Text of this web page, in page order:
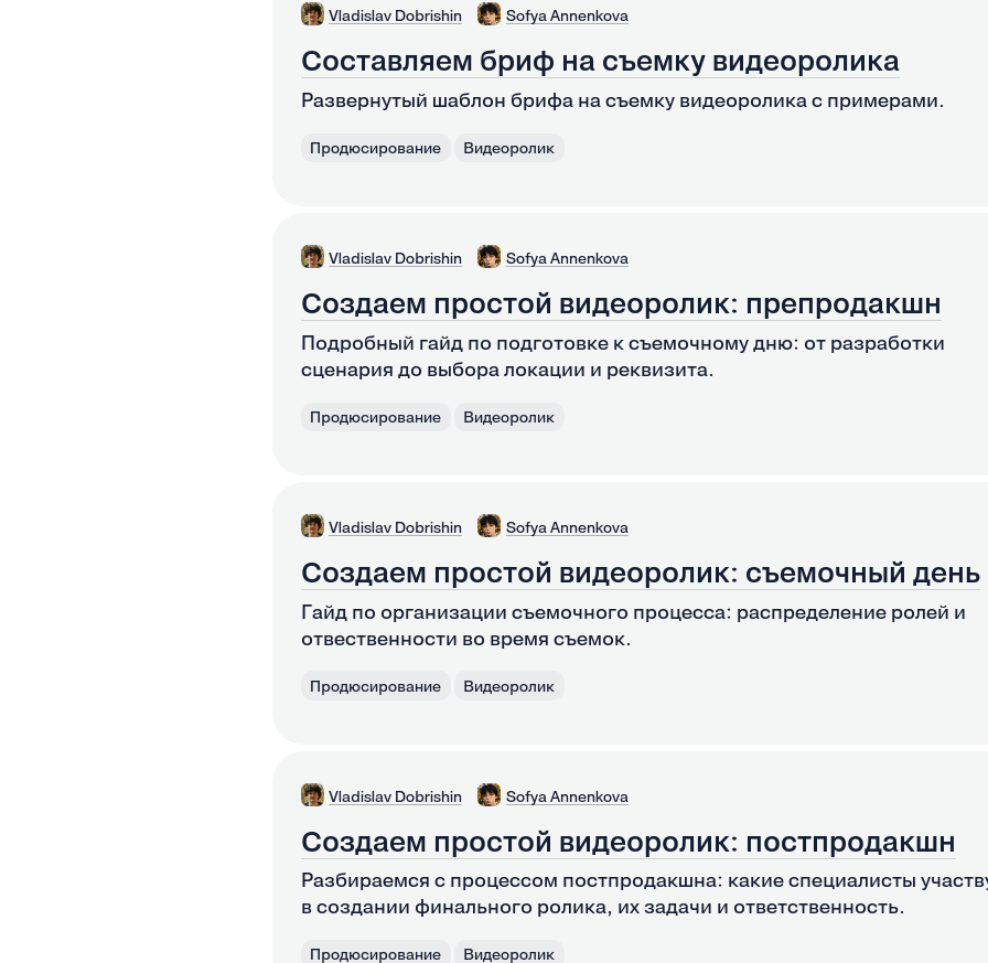
Vladislav Dobrishin Sofya Annenkova
Составляем бриф на съемку видеоролика
Развернутый шаблон брифа на съемку видеоролика с примерами.
Продюсирование Видеоролик
Vladislav Dobrishin Sofya Annenkova
Создаем простой видеоролик: препродакшн
Подробный гайд по подготовке к съемочному дню: от разработки
сценария до выбора локации и реквизита.
Продюсирование Видеоролик
Vladislav Dobrishin Sofya Annenkova
Создаем простой видеоролик: съемочный день
Гайд по организации съемочного процесса: распределение ролей и
отвественности во время съемок.
Продюсирование Видеоролик
Vladislav Dobrishin Sofya Annenkova
Создаем простой видеоролик: постпродакшн
Разбираемся с процессом постпродакшна: какие специалисты
в создании финального ролика, их задачи и ответственность.
Продюсирование Видеоролик